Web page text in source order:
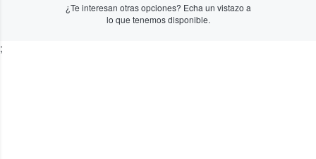
¿Te interesan otras opciones? Echa un vistazo a
lo que tenemos disponible.
;